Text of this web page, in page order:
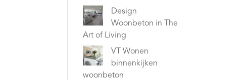
Design
Woonbeton in The
Art of Living
VT Wonen
binnenkijken
woonbeton